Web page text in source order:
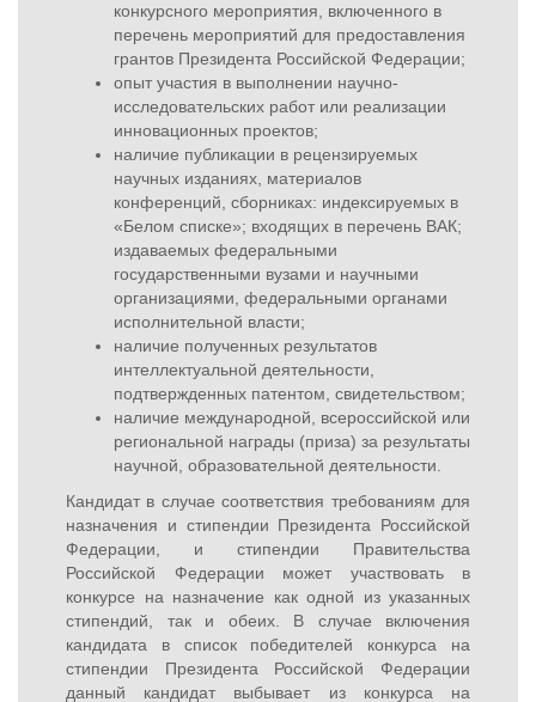
конкурсного мероприятия, включенного в
перечень мероприятий для предоставления
грантов Президента Российской Федерации;
опыт участия в выполнении научно-
исследовательских работ или реализации
инновационных проектов;
наличие публикации в рецензируемых
научных изданиях, материалов
конференций, сборниках: индексируемых в
«Белом списке»; входящих в перечень ВАК;
издаваемых федеральными
государственными вузами и научными
организациями, федеральными органами
исполнительной власти;
наличие полученных результатов
интеллектуальной деятельности,
подтвержденных патентом, свидетельством;
наличие международной, всероссийской или
региональной награды (приза) за результаты
научной, образовательной деятельности.
Кандидат в случае соответствия требованиям для
назначения и стипендии Президента Российской
Федерации, и стипендии Правительства
Российской Федерации может участвовать в
конкурсе на назначение как одной из указанных
стипендий, так и обеих. В случае включения
кандидата в список победителей конкурса на
стипендии Президента Российской Федерации
данный кандидат выбывает из конкурса на